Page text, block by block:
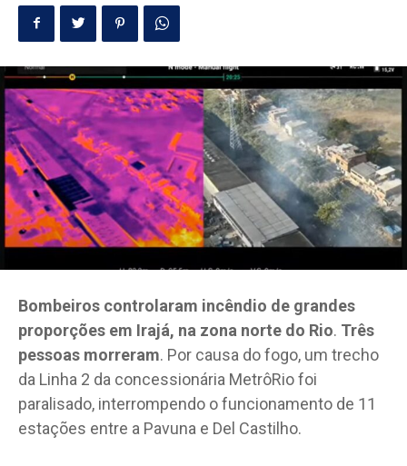
Bombeiros controlaram incêndio de grandes
proporções em Irajá, na zona norte do Rio. Três
pessoas morreram. Por causa do fogo, um trecho
da Linha 2 da concessionária MetrôRio foi
paralisado, interrompendo o funcionamento de 11
estações entre a Pavuna e Del Castilho.